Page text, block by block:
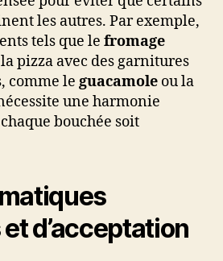
les autres. Par exemple,
tels que le fromage
pizza avec des garnitures
comme le guacamole ou la
une harmonie
bouchée soit
d’acceptation